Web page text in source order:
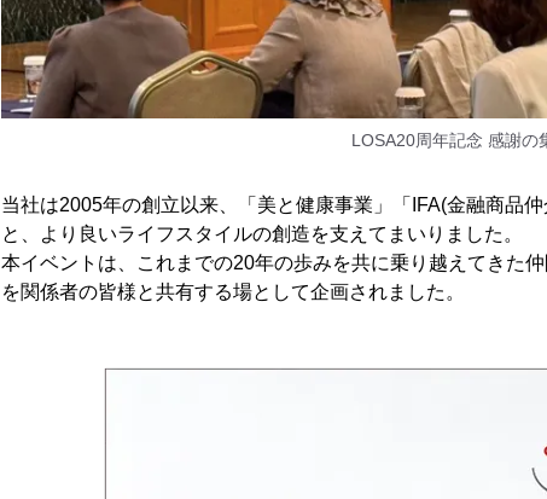
LOSA20周年記念 感謝の
当社は2005年の創立以来、「美と健康事業」「IFA(金融商品
と、より良いライフスタイルの創造を支えてまいりました。
本イベントは、これまでの20年の歩みを共に乗り越えてきた
を関係者の皆様と共有する場として企画されました。